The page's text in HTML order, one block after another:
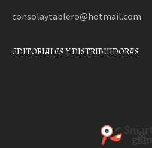
consolaytablero@hotmail.com
EDITORIALES Y DISTRIBUIDORAS